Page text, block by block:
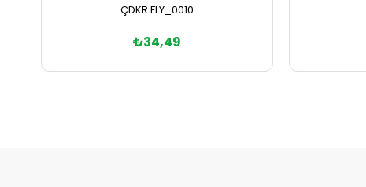
ÇDKR.FLY_0010
₺34,49